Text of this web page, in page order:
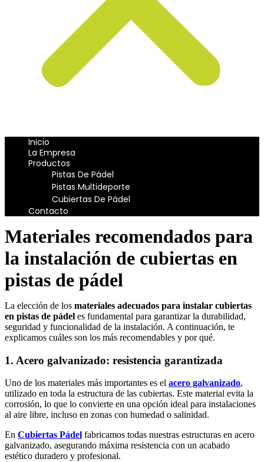
Inicio
La Empresa
Productos
Pistas De Pádel
Pistas Multideporte
Cubiertas De Pádel
Contacto
Materiales recomendados para
la instalación de cubiertas en
pistas de pádel
La elección de los materiales adecuados para instalar cubiertas
en pistas de pádel es fundamental para garantizar la durabilidad,
seguridad y funcionalidad de la instalación. A continuación, te
explicamos cuáles son los más recomendables y por qué.
1. Acero galvanizado: resistencia garantizada
Uno de los materiales más importantes es el acero galvanizado,
utilizado en toda la estructura de las cubiertas. Este material evita la
corrosión, lo que lo convierte en una opción ideal para instalaciones
al aire libre, incluso en zonas con humedad o salinidad.
En Cubiertas Pádel fabricamos todas nuestras estructuras en acero
galvanizado, asegurando máxima resistencia con un acabado
estético duradero y profesional.